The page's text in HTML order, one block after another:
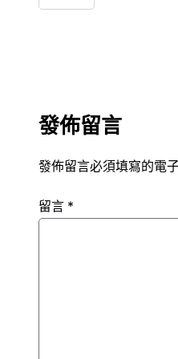
發佈留言
發佈留言必須填寫的電
留言 *